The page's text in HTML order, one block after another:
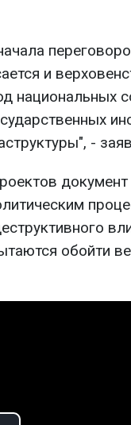
и
национальных
-
обойти